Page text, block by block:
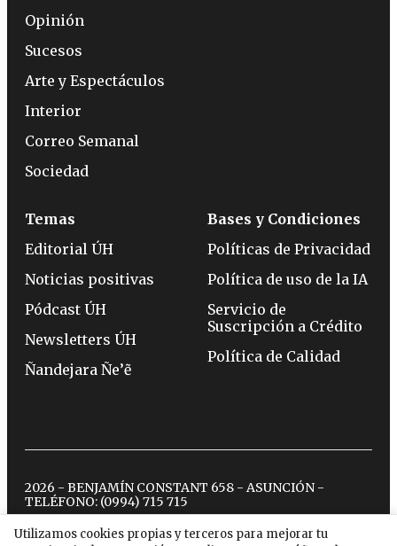
Utilizamos cookies propias y terceros para mejorar tu
Opinión
Sucesos
Arte y Espectáculos
Interior
Correo Semanal
Sociedad
Temas
Editorial ÚH
Noticias positivas
Pódcast ÚH
Newsletters ÚH
Ñandejara Ñe’ẽ
Bases y Condiciones
Políticas de Privacidad
Política de uso de la IA
Servicio de
Suscripción a Crédito
Política de Calidad
2026 - BENJAMÍN CONSTANT 658 - ASUNCIÓN -
TELÉFONO: (0994) 715 715